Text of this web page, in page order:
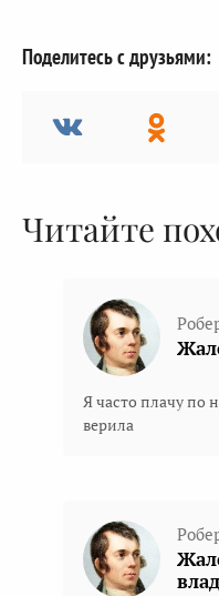
Поделитесь с друзьями:
Читайте
Я часто плачу по
верила